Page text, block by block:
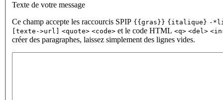
Texte de votre message
Ce champ accepte les raccourcis SPIP {{gras}} {italique} -
[texte->url]
<quote> <code> et le code HTML <q> <del>
créer des paragraphes, laissez simplement des lignes vides.